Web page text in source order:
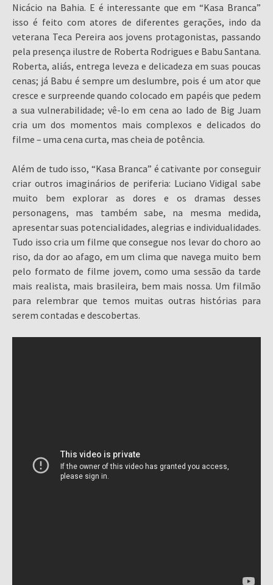
Nicácio na Bahia. E é interessante que em “Kasa Branca”
isso é feito com atores de diferentes gerações, indo da
veterana Teca Pereira aos jovens protagonistas, passando
pela presença ilustre de Roberta Rodrigues e Babu Santana.
Roberta, aliás, entrega leveza e delicadeza em suas poucas
cenas; já Babu é sempre um deslumbre, pois é um ator que
cresce e surpreende quando colocado em papéis que pedem
a sua vulnerabilidade; vê-lo em cena ao lado de Big Juam
cria um dos momentos mais complexos e delicados do
filme – uma cena curta, mas cheia de potência.
Além de tudo isso, “Kasa Branca” é cativante por conseguir
criar outros imaginários de periferia: Luciano Vidigal sabe
muito bem explorar as dores e os dramas desses
personagens, mas também sabe, na mesma medida,
apresentar suas potencialidades, alegrias e individualidades.
Tudo isso cria um filme que consegue nos levar do choro ao
riso, da dor ao afago, em um clima que navega muito bem
pelo formato de filme jovem, como uma sessão da tarde
mais realista, mais brasileira, bem mais nossa. Um filmão
para relembrar que temos muitas outras histórias para
serem contadas e descobertas.